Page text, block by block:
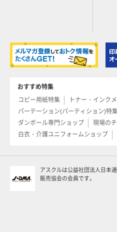
おすすめ特集
コピー用紙特集
トナー・インク
パーテーション(パーティション)特
ダンボール専門ショップ
現場の
白衣・介護ユニフォームショップ
アスクルは公益社団法人日本
販売協会の会員です。